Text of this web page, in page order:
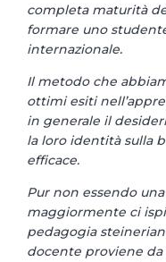
completa maturità
formare uno
internazionale.
Il metodo che
ottimi esiti
in generale il
la loro identità sulla
efficace.
Pur non essendo
maggiormente ci
pedagogia
docente proviene